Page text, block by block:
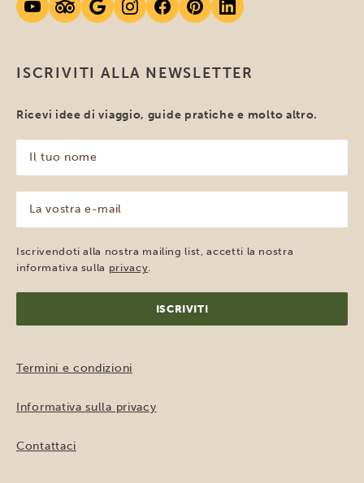
ISCRIVITI ALLA NEWSLETTER
Ricevi idee di viaggio, guide pratiche e molto altro.
tuo
nome
(Obbligatorio)
vostra
e-
mail
(Obbligatorio)
Iscrivendoti alla nostra mailing list, accetti la nostra
informativa sulla privacy.
Termini e condizioni
Informativa sulla privacy
Contattaci